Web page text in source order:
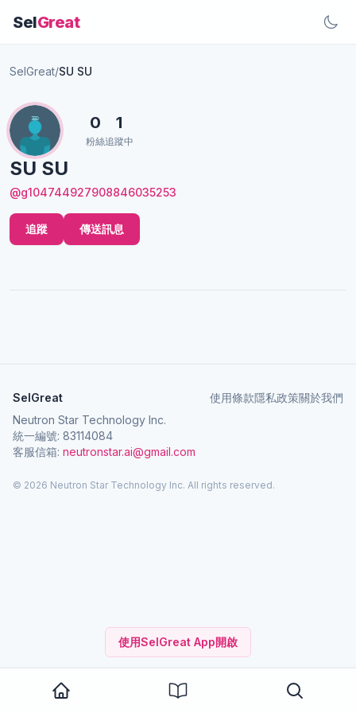
SelGreat
使用SelGreat App開啟
SelGreat/SU SU
SU SU
@g104744927908846035253
0
粉絲
1
追蹤中
追蹤 傳送訊息
SelGreat
Neutron Star Technology Inc.
統一編號: 83114084
客服信箱: neutronstar.ai@gmail.com
使用條款隱私政策關於我們
© 2026 Neutron Star Technology Inc. All rights reserved.